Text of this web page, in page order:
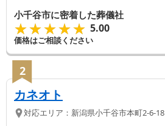
小千谷市に密着した葬儀社
★★★★★
★★★★★ 5.00
価格はご相談ください
2
カネオト
対応エリア： 新潟県小千谷市本町2-6-18